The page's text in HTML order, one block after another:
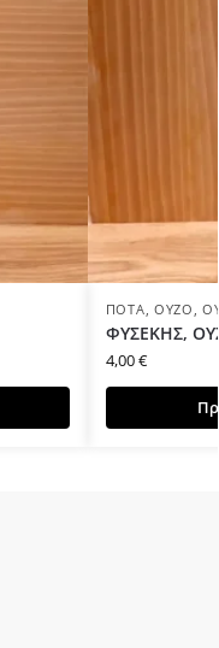
ΠΟΤΆ, ΟΎΖΟ ,
ΦΥΣΕΚΗΣ,
4,00€